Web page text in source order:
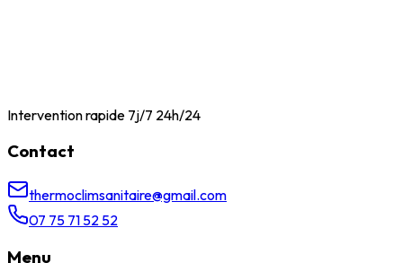
Intervention rapide 7j/7 24h/24
Contact
thermoclimsanitaire@gmail.com
07 75 71 52 52
Menu